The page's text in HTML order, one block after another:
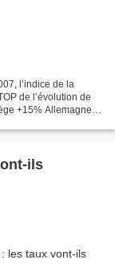
l’indice de la
de l’évolution de
+15% Allemagne
ils